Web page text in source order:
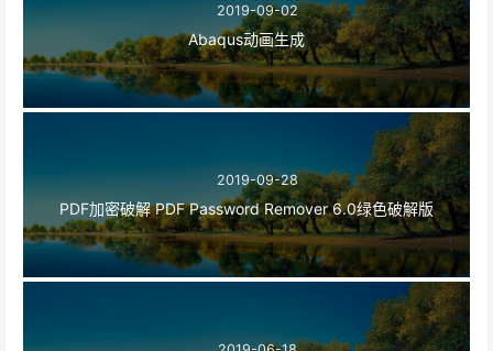
2019-09-02
Abaqus动画生成
2019-09-28
PDF加密破解 PDF Password Remover 6.0绿色破解版